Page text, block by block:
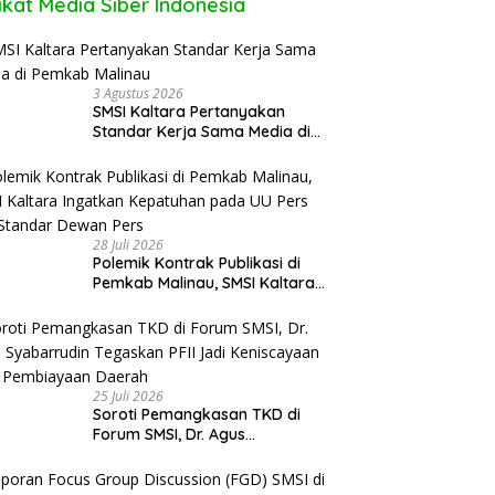
3 Agustus 2026
SMSI Kaltara Pertanyakan
Standar Kerja Sama Media di
28 Juli 2026
Polemik Kontrak Publikasi di
Pemkab Malinau, SMSI Kaltara
Pers dan Standar Dewan Pers
25 Juli 2026
Soroti Pemangkasan TKD di
Forum SMSI, Dr. Agus
Keniscayaan Bagi Pembiayaan